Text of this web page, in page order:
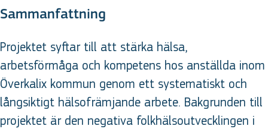
Sammanfattning
Projektet syftar till att stärka hälsa,
arbetsförmåga och kompetens hos anställda inom
Överkalix kommun genom ett systematiskt och
långsiktigt hälsofrämjande arbete. Bakgrunden till
projektet är den negativa folkhälsoutvecklingen i